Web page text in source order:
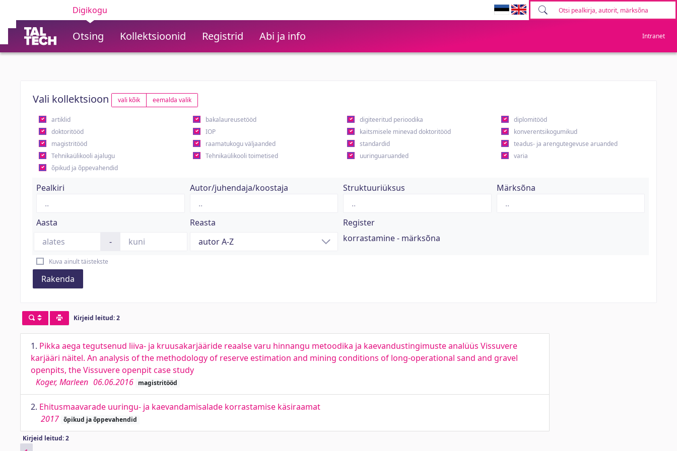
Digikogu
Otsing Kollektsioonid Registrid Abi ja info Intranet
Vali kollektsioon vali kõik eemalda valik
artiklid bakalaureusetööd digiteeritud perioodika
diplomitööd
doktoritööd
IOP kaitsmisele minevad doktoritööd
konverentsikogumikud
magistritööd
raamatukogu väljaanded standardid
teadus- ja arengutegevuse aruanded
Tehnikaülikooli ajalugu
Tehnikaülikooli toimetised uuringuaruanded
varia
õpikud ja õppevahendid
Pealkiri Autor/juhendaja/koostaja Struktuuriüksus Märksõna
Aasta
-
Reasta
Register
korrastamine - märksõna
Kuva ainult täistekste
Rakenda
Kirjeid leitud: 2
1. Pikka aega tegutsenud liiva- ja kruusakarjääride reaalse varu hinnangu metoodika ja kaevandustingimuste analüüs Vissuvere
karjääri näitel. An analysis of the methodology of reserve estimation and mining conditions of long-operational sand and gravel
openpits, the Vissuvere openpit case study
Koger, Marleen 06.06.2016 magistritööd
2. Ehitusmaavarade uuringu- ja kaevandamisalade korrastamise käsiraamat
2017 õpikud ja õppevahendid
Kirjeid leitud: 2